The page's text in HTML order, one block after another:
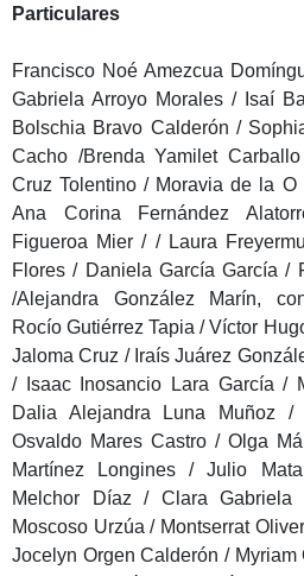
Particulares
Francisco Noé Amezcua
Gabriela Arroyo Morales / Isaí
Bolschia Bravo Calderón /
Cacho /Brenda Yamilet
Cruz Tolentino / Moravia de la O
Ana Corina Fernández
Figueroa Mier / / Laura
Flores / Daniela García García /
/Alejandra González Marín,
Rocío Gutiérrez Tapia / Víctor
Jaloma Cruz / Iraís Juárez
/ Isaac Inosancio Lara García /
Dalia Alejandra Luna Muñoz /
Osvaldo Mares Castro / Olga
Martínez Longines / Julio
Melchor Díaz / Clara Gabriela
Moscoso Urzúa / Montserrat
Jocelyn Orgen Calderón /